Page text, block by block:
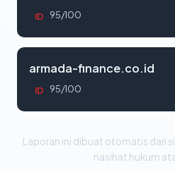
ID 95/100
armada-finance.co.id
ID 95/100
Laporan ini dibuat otomatis dari
nasihat hukum